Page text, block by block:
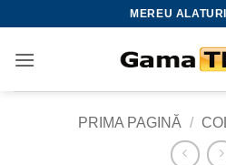
content
MEREU
PRIMA PAGINĂ /